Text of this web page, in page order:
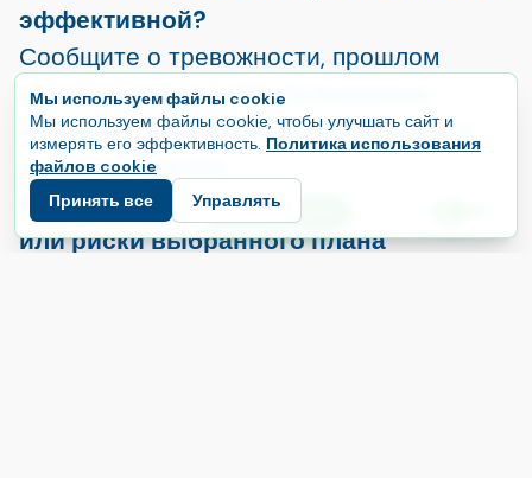
эффективной?
Сообщите о тревожности, прошлом
сложном опыте с обезболиванием,
инфекции, принимаемых лекарствах и
любых аллергиях.
Каковы основные побочные эффекты
или риски выбранного плана
Мы используем файлы cookie
Мы используем файлы cookie, чтобы улучшать сайт и
измерять его эффективность. Политика использования
файлов cookie
Принять все
Управлять
Начните свой путь